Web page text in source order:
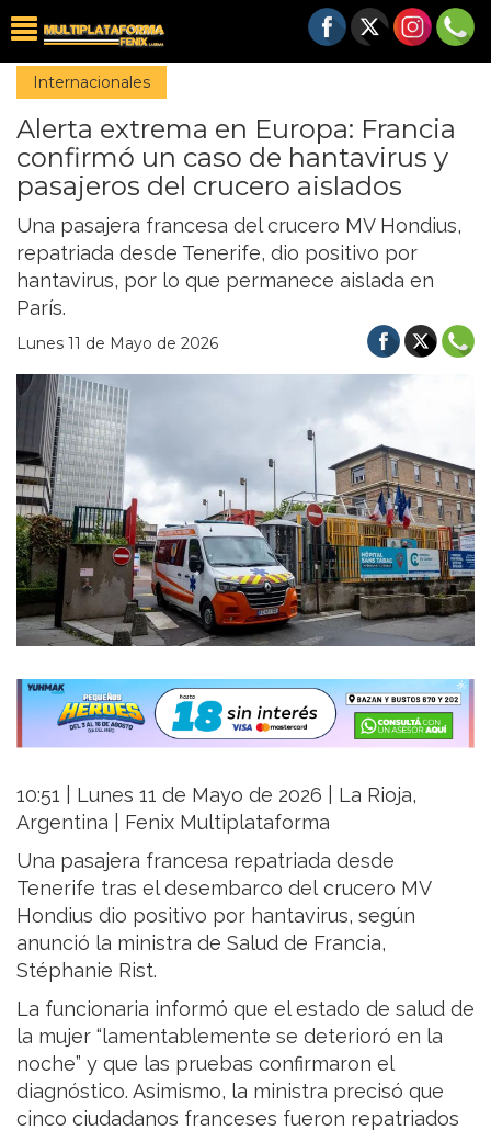
Internacionales
Alerta extrema en Europa: Francia
confirmó un caso de hantavirus y
pasajeros del crucero aislados
Una pasajera francesa del crucero MV Hondius,
repatriada desde Tenerife, dio positivo por
hantavirus, por lo que permanece aislada en
París.
Lunes 11 de Mayo de 2026
10:51 | Lunes 11 de Mayo de 2026 | La Rioja,
Argentina | Fenix Multiplataforma
Una pasajera francesa repatriada desde
Tenerife tras el desembarco del crucero MV
Hondius dio positivo por hantavirus, según
anunció la ministra de Salud de Francia,
Stéphanie Rist.
La funcionaria informó que el estado de salud de
la mujer “lamentablemente se deterioró en la
noche” y que las pruebas confirmaron el
diagnóstico. Asimismo, la ministra precisó que
cinco ciudadanos franceses fueron repatriados